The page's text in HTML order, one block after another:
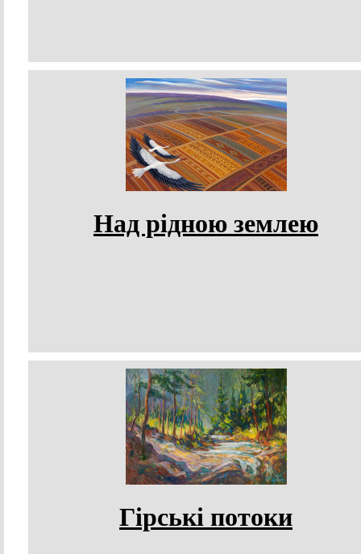
Над рідною землею
Гірські потоки